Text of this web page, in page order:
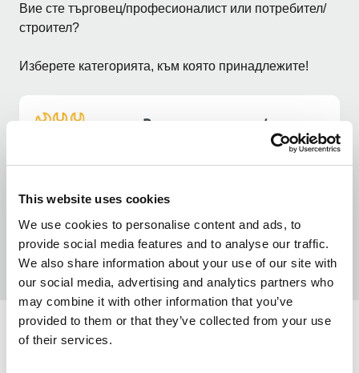
This website uses cookies
We use cookies to personalise content and ads, to
provide social media features and to analyse our traffic.
We also share information about your use of our site with
our social media, advertising and analytics partners who
may combine it with other information that you’ve
provided to them or that they’ve collected from your use
of their services.
Вие сте търговец/професионалист или потребител/
строител?
Изберете категорията, към която принадлежите!
Вие сте търговец/
Вие сте потребител/строител?
Качество 80 години - системи за